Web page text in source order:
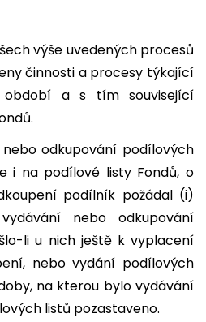
výše uvedených procesů
činnosti a procesy týkající
a s tím související
odkupování podílových
i na podílové listy Fondů, o
podílník požádal (i)
nebo odkupování
li u nich ještě k vyplacení
nebo vydání podílových
na kterou bylo vydávání
listů pozastaveno.